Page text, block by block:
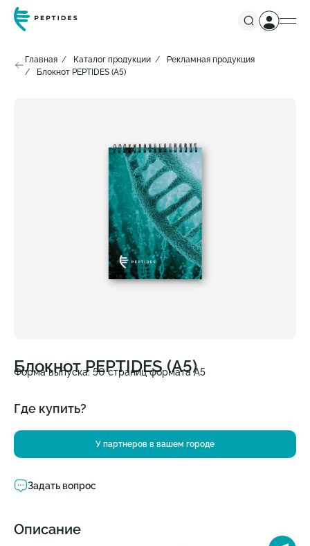
Главная Каталог продукции
Рекламная продукция
Блокнот PEPTIDES (А5)
Блокнот PEPTIDES (А5)
Форма выпуска: 50 страниц формата A5
Где купить?
У партнеров в вашем городе
Задать вопрос
Описание